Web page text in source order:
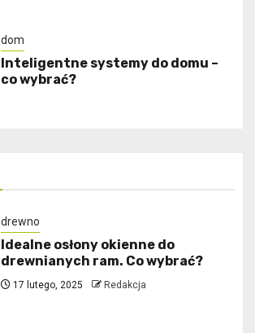
dom
Inteligentne systemy do domu –
co wybrać?
drewno
Idealne osłony okienne do
drewnianych ram. Co wybrać?
17 lutego, 2025 Redakcja